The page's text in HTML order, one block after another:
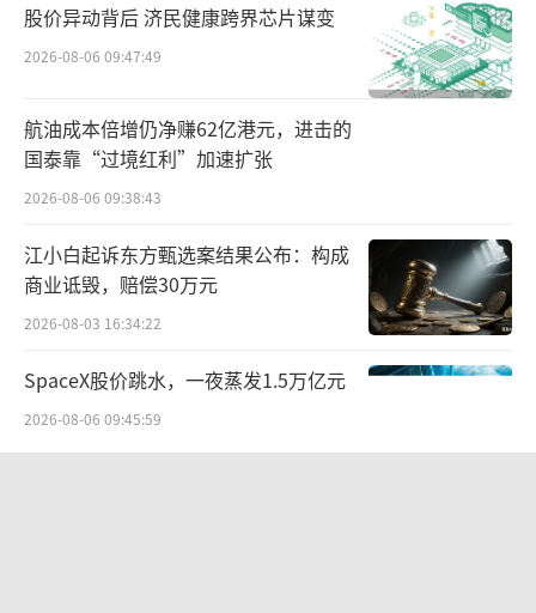
股价异动背后 济民健康跨界芯片谋变
2026-08-06 09:47:49
航油成本倍增仍净赚62亿港元，进击的
国泰靠“过境红利”加速扩张
2026-08-06 09:38:43
江小白起诉东方甄选案结果公布：构成
商业诋毁，赔偿30万元
2026-08-03 16:34:22
SpaceX股价跳水，一夜蒸发1.5万亿元
2026-08-06 09:45:59